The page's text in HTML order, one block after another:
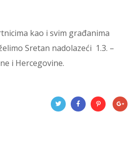
kao i svim građanima
Sretan nadolazeći 1.3. –
i Hercegovine.